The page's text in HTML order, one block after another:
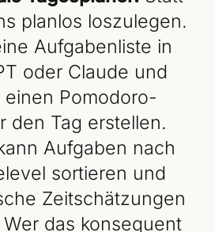
planlos loszulegen.
Aufgabenliste in
oder Claude und
einen Pomodoro-
den Tag erstellen.
Aufgaben nach
sortieren und
Zeitschätzungen
das konsequent